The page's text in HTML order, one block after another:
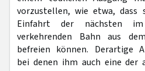
vorzustellen, wie etwa, dass
Einfahrt der nächsten im
verkehrenden Bahn aus
befreien können. Derartige
bei denen ihm auch eine der